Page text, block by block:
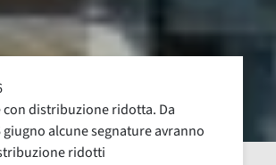
con distribuzione ridotta. Da
alcune segnature avranno
ridotti